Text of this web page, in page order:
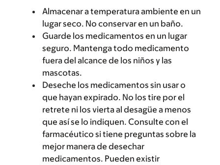
Almacenar a temperatura ambiente en un
lugar seco. No conservar en un baño.
Guarde los medicamentos en un lugar
seguro. Mantenga todo medicamento
fuera del alcance de los niños y las
mascotas.
Deseche los medicamentos sin usar o
que hayan expirado. No los tire por el
retrete ni los vierta al desagüe a menos
que así se lo indiquen. Consulte con el
farmacéutico si tiene preguntas sobre la
mejor manera de desechar
medicamentos. Pueden existir